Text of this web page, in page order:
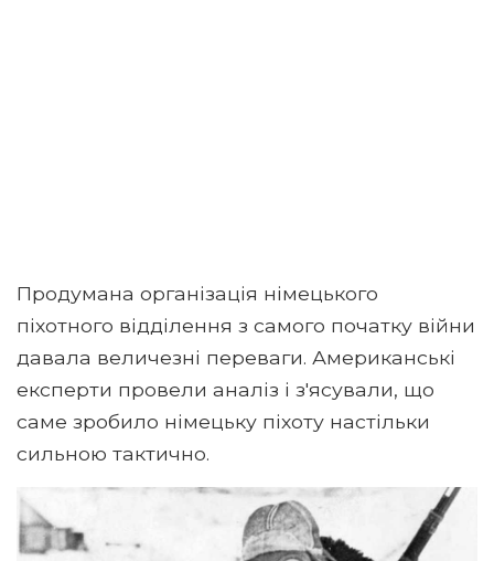
Продумана організація німецького
піхотного відділення з самого початку війни
давала величезні переваги. Американські
експерти провели аналіз і з'ясували, що
саме зробило німецьку піхоту настільки
сильною тактично.